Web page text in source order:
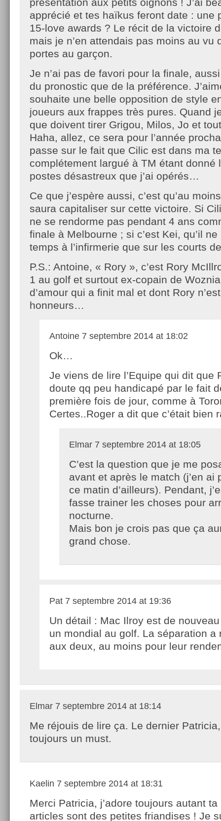
apprécié et tes haïkus feront date : une
15-love awards ? Le récit de la victoire
mais je n’en attendais pas moins au vu
portes au garçon.
Je n’ai pas de favori pour la finale,
du pronostic que de la préférence.
souhaite une belle opposition de style
joueurs aux frappes très pures. Quand
que doivent tirer Grigou, Milos, Jo et
Haha, allez, ce sera pour l’année
passe sur le fait que Cilic est dans ma
complétement largué à TM étant donné
postes désastreux que j’ai opérés…
Ce que j’espère aussi, c’est qu’au
saura capitaliser sur cette victoire. Si
ne se rendorme pas pendant 4 ans
finale à Melbourne ; si c’est Kei, qu’il
temps à l’infirmerie que sur les courts
P.S.: Antoine, « Rory », c’est Rory
1 au golf et surtout ex-copain de
d’amour qui a finit mal et dont Rory
honneurs…
Antoine 7 septembre 2014 at 18:02
Ok…
Je viens de lire l’Equipe qui dit que
doute qq peu handicapé par le fait
première fois de jour, comme à
Certes..Roger a dit que c’était bien
Elmar 7 septembre 2014 at 18:05
C’est la question que je me
avant et après le match (j’en ai
ce matin d’ailleurs). Pendant,
fasse trainer les choses pour
nocturne.
Mais bon je crois pas que ça
grand chose.
Pat 7 septembre 2014 at 19:36
Un détail : Mac Ilroy est de
un mondial au golf. La séparation a
aux deux, au moins pour leur
Elmar 7 septembre 2014 at 18:14
Me réjouis de lire ça. Le dernier Patricia,
toujours un must.
Kaelin 7 septembre 2014 at 18:31
Merci Patricia, j’adore toujours autant
articles sont des petites friandises ! Je